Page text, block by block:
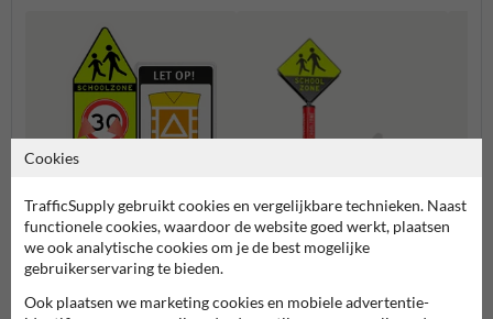
Attentiepalen schoolzone
Cookies
TrafficSupply gebruikt cookies en vergelijkbare technieken. Naast
functionele cookies, waardoor de website goed werkt, plaatsen
we ook analytische cookies om je de best mogelijke
gebruikerservaring te bieden.
Ook plaatsen we marketing cookies en mobiele advertentie-